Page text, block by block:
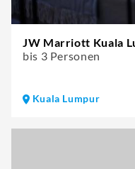
JW Marriott Kuala
bis 3 Personen
Kuala Lumpur